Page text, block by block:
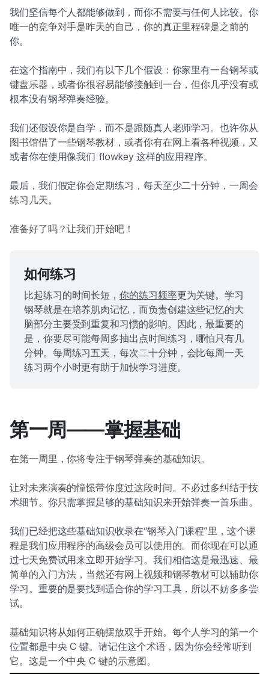
我们坚信每个人都能够做到，而你不需要与任何人比较。你
唯一的竞争对手是昨天的自己，你的真正里程碑是之前的
你。
在这个指南中，我们有以下几个假设：你家里有一台钢琴或
键盘乐器，或者你很容易能够接触到一台，但你几乎没有或
根本没有钢琴弹奏经验。
我们还假设你是自学，而不是跟随真人老师学习。也许你从
图书馆借了一些钢琴教材，或者你有在网上看各种视频，又
或者你在使用像我们 flowkey 这样的应用程序。
最后，我们假定你会定期练习，每天至少二十分钟，一周会
练习几天。
准备好了吗？让我们开始吧！
如何练习
比起练习的时间长短，你的练习频率更为关键。学习
钢琴就是在培养肌肉记忆，而负责创建这些记忆的大
脑部分主要受到重复和习惯的影响。因此，最重要的
是，你要尽可能每周多抽出点时间练习，哪怕只有几
分钟。每周练习五天，每次二十分钟，会比每周一天
练习两个小时更有助于加快学习进度。
第一周——掌握基础
在第一周里，你将专注于钢琴弹奏的基础知识。
让对未来演奏的憧憬带你度过这段时间。不必过多纠结于技
术细节。你只需掌握足够的基础知识来开始弹奏一首乐曲。
我们已经把这些基础知识收录在“钢琴入门课程”里，这个课
程是我们应用程序的高级会员可以使用的。而你现在可以通
过七天免费试用来立即开始学习。我们相信这是最迅速、最
简单的入门方法，当然还有网上视频和钢琴教材可以辅助你
学习。重要的是要找到适合你的学习工具，所以不妨多多尝
试。
基础知识将从如何正确摆放双手开始。每个人学习的第一个
位置都是中央 C 键。请记住这个术语，因为你会经常听到
它。这是一个中央 C 键的示意图。